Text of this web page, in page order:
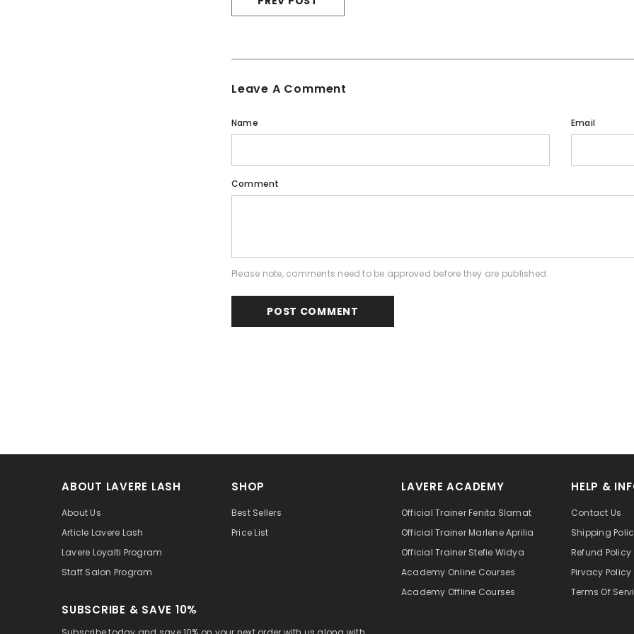
Leave A Comment
Name Email
Comment
Please note, comments need to be approved before they are published.
ABOUT LAVERE LASH
About Us
Article Lavere Lash
Lavere Loyalti Program
Staff Salon Program
SHOP
Best Sellers
Price List
LAVERE ACADEMY
Official Trainer Fenita Slamat
Official Trainer Marlene Aprilia
Official Trainer Stefie Widya
Academy Online Courses
Academy Offline Courses
HELP &
Contact Us
Shipping
Refund Policy
Pirvacy Policy
Terms Of
SUBSCRIBE & SAVE 10%